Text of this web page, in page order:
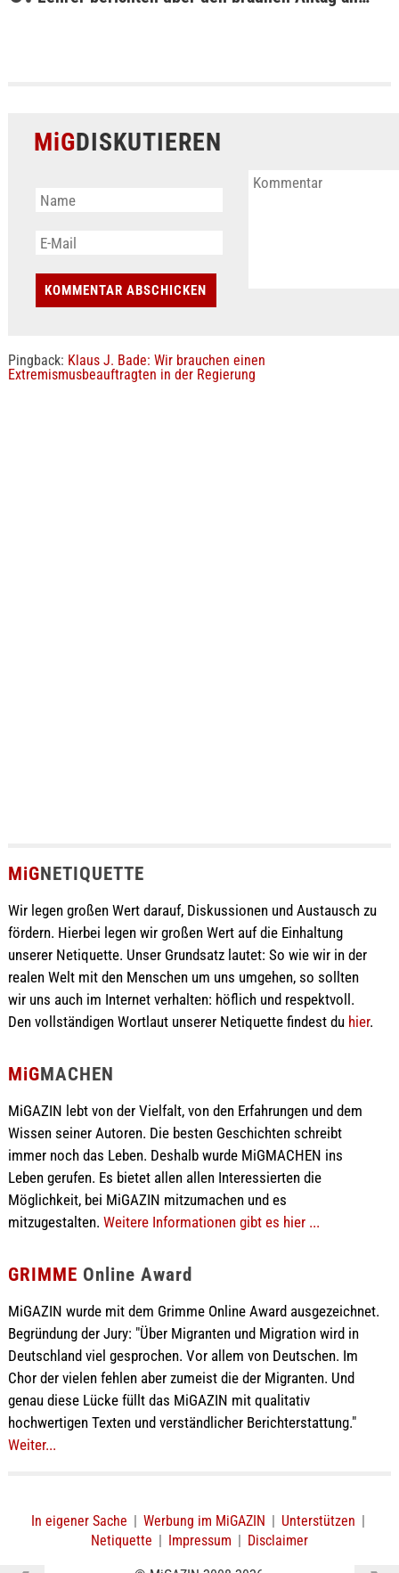
MiGDISKUTIEREN
Pingback: Klaus J. Bade: Wir brauchen einen
Extremismusbeauftragten in der Regierung
MiGNETIQUETTE
Wir legen großen Wert darauf, Diskussionen und Austausch zu
fördern. Hierbei legen wir großen Wert auf die Einhaltung
unserer Netiquette. Unser Grundsatz lautet: So wie wir in der
realen Welt mit den Menschen um uns umgehen, so sollten
wir uns auch im Internet verhalten: höflich und respektvoll.
Den vollständigen Wortlaut unserer Netiquette findest du hier.
MiGMACHEN
MiGAZIN lebt von der Vielfalt, von den Erfahrungen und dem
Wissen seiner Autoren. Die besten Geschichten schreibt
immer noch das Leben. Deshalb wurde MiGMACHEN ins
Leben gerufen. Es bietet allen allen Interessierten die
Möglichkeit, bei MiGAZIN mitzumachen und es
mitzugestalten. Weitere Informationen gibt es hier ...
GRIMME Online Award
MiGAZIN wurde mit dem Grimme Online Award ausgezeichnet.
Begründung der Jury: "Über Migranten und Migration wird in
Deutschland viel gesprochen. Vor allem von Deutschen. Im
Chor der vielen fehlen aber zumeist die der Migranten. Und
genau diese Lücke füllt das MiGAZIN mit qualitativ
hochwertigen Texten und verständlicher Berichterstattung."
Weiter...
In eigener Sache | Werbung im MiGAZIN | Unterstützen |
Netiquette | Impressum | Disclaimer